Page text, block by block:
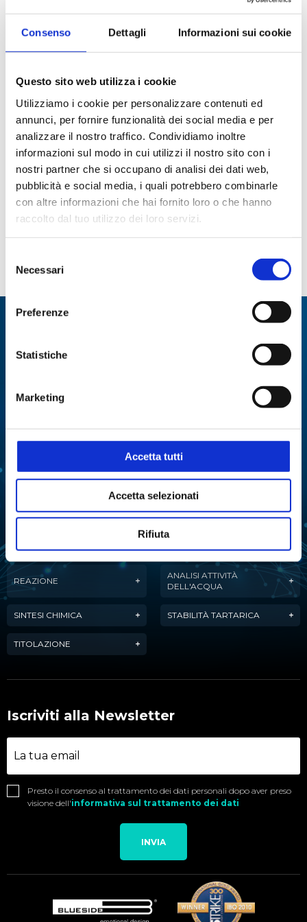
Consenso Dettagli Informazioni sui cookie
Questo sito web utilizza i cookie
Utilizziamo i cookie per personalizzare contenuti ed
annunci, per fornire funzionalità dei social media e per
analizzare il nostro traffico. Condividiamo inoltre
informazioni sul modo in cui utilizzi il nostro sito con i
nostri partner che si occupano di analisi dei dati web,
pubblicità e social media, i quali potrebbero combinarle
con altre informazioni che hai fornito loro o che hanno
raccolto dal tuo utilizzo dei loro servizi.
delNecessari
Preferenze
Statistiche
Marketing
Accetta tutti
Accetta selezionati
Rifiuta
Filtri a siringa Minisart in
polietersulfone (PES)
Pipette sierologia
Paginazione
Pagina
1 Page
2 Page
3 Page
4 Page
5 Page
6
Abbiamo sviluppato soluzioni, tecnologie e
ESTRAZIONE EVAPORAZIONE
PURIFICAZIONE
REAZIONE
ANALISI ATTIVITÀ
DELL'ACQUA
SINTESI CHIMICA STABILITÀ TARTARICA
TITOLAZIONE
Iscriviti alla Newsletter
Presto il consenso al trattamento dei dati personali dopo aver preso
visione dell'informativa sul trattamento dei dati
INVIA